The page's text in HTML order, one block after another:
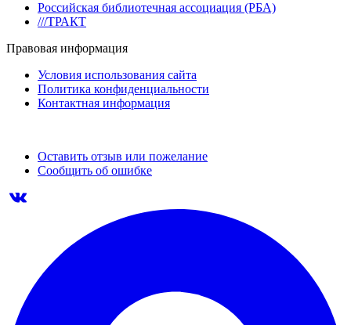
Российская библиотечная ассоциация (РБА)
///ТРАКТ
Правовая информация
Условия использования сайта
Политика конфиденциальности
Контактная информация
Оставить отзыв или пожелание
Сообщить об ошибке